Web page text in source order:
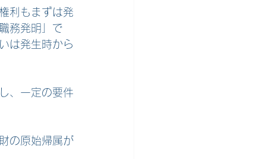
利もまずは発
務発明」で
は発生時から
、一定の要件
の原始帰属が